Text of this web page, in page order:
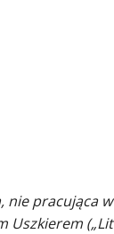
nie pracująca